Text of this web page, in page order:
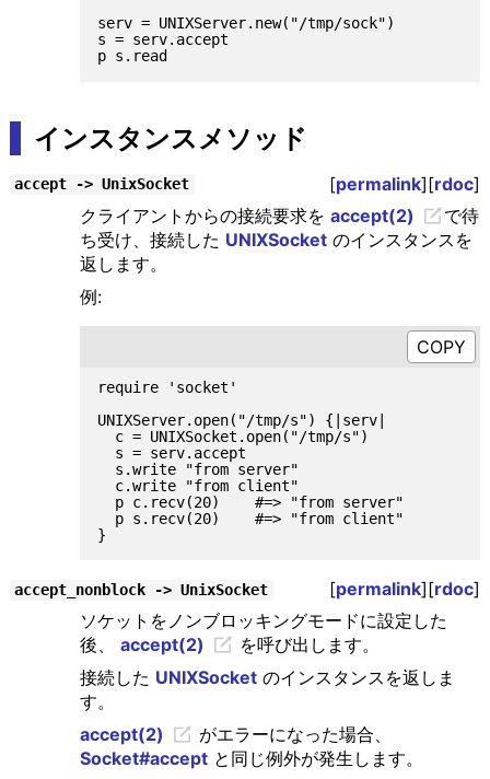
serv = UNIXServer.new("/tmp/sock")
s = serv.accept
インスタンスメソッド
accept -> UnixSocket [permalink][rdoc]
クライアントからの接続要求を accept(2)
で待
ち受け、接続した UNIXSocketのインスタンスを
返します。
例:
require 'socket'
UNIXServer.open("/tmp/s") {|serv|
  c = UNIXSocket.open("/tmp/s")
  s = serv.accept
  s.write "from server"
  c.write "from client"
  p c.recv(20)    #=> "from server"
  p s.recv(20)    #=> "from client"
accept_nonblock -> UnixSocket [permalink][rdoc]
ソケットをノンブロッキングモードに設定した
後、 accept(2)
を呼び出します。
接続した UNIXSocketのインスタンスを返しま
す。
accept(2)
がエラーになった場合、
Socket#acceptと同じ例外が発生します。